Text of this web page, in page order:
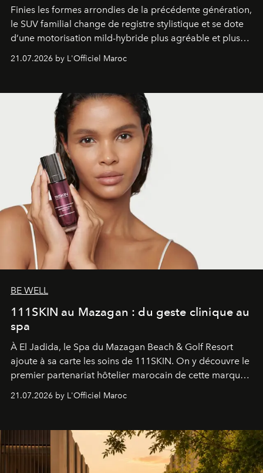
Finies les formes arrondies de la précédente génération,
le SUV familial change de registre stylistique et se dote
d’une motorisation mild-hybride plus agréable et plus
économe. à n’en pas douter, le nouveau C5 Aircross a
gagné en maturité.
21.07.2026 by L'Officiel Maroc
BE WELL
111SKIN au Mazagan : du geste clinique au
spa
À El Jadida, le Spa du Mazagan Beach & Golf Resort
ajoute à sa carte les soins de 111SKIN. On y découvre le
premier partenariat hôtelier marocain de cette marque
britannique, née dans un cabinet de chirurgie plastique
londonien et construite depuis autour d'un actif breveté,
21.07.2026 by L'Officiel Maroc